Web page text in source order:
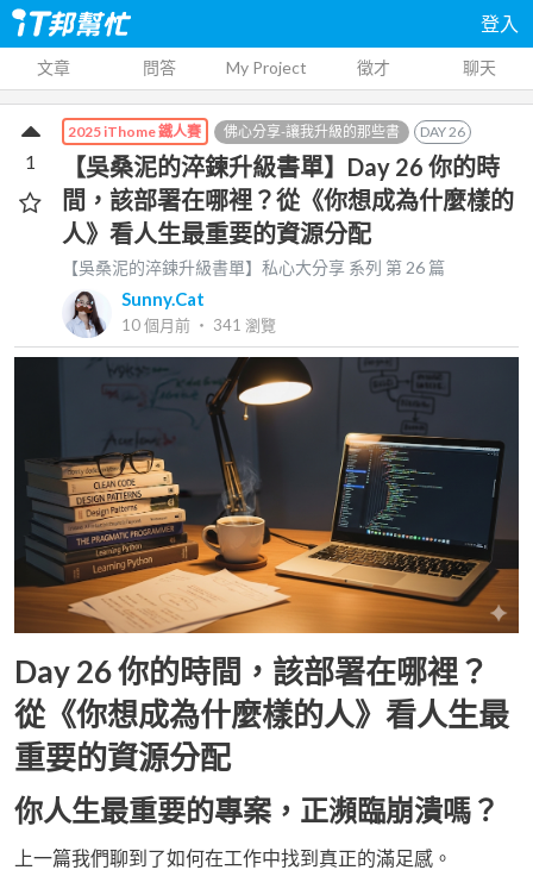
登入
文章 問答 My Project 徵才 聊天
2025 iThome 鐵人賽 佛心分享-讓我升級的那些書 DAY26
【吳桑泥的淬鍊升級書單】Day 26 你的時
間，該部署在哪裡？從《你想成為什麼樣的
人》看人生最重要的資源分配
【吳桑泥的淬鍊升級書單】私心大分享 系列 第26 篇
Sunny.Cat
10 個月前 ‧ 341 瀏覽
1
Day 26 你的時間，該部署在哪裡？
從《你想成為什麼樣的人》看人生最
重要的資源分配
你人生最重要的專案，正瀕臨崩潰嗎？
上一篇我們聊到了如何在工作中找到真正的滿足感。